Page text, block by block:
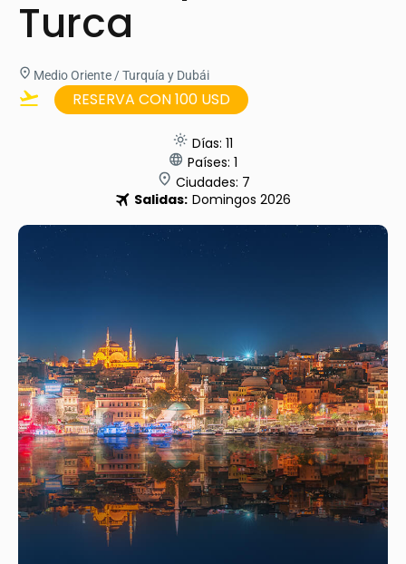
Turca
Medio Oriente / Turquía y Dubái
RESERVA CON 100 USD
Días: 11
Países: 1
Ciudades: 7
Salidas: Domingos 2026